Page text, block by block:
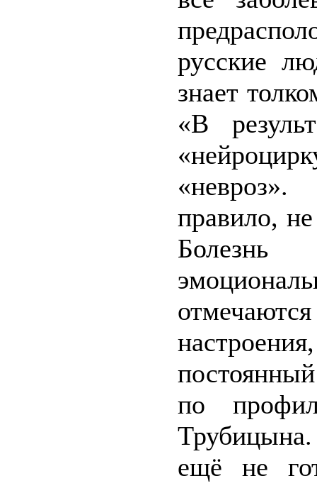
русские
знает
«В
правило,
по
ещё не